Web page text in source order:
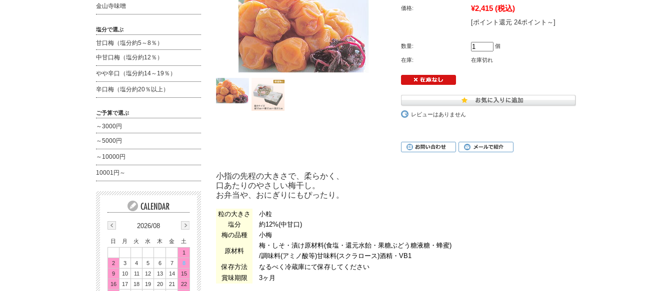
価格: ¥2,415 (税込)
[ポイント還元 24ポイント～]
数量: 個
在庫: 在庫切れ
レビューはありません
小指の先程の大きさで、柔らかく、
口あたりのやさしい梅干し。
お弁当や、おにぎりにもぴったり。
粒の大きさ
小粒
塩分
約12%(中甘口)
梅の品種
小梅
原材料
梅・しそ・漬け原材料(食塩・還元水飴・果糖ぶどう糖液糖・蜂蜜)
/調味料(アミノ酸等)甘味料(スクラロース)酒精・VB1
保存方法
なるべく冷蔵庫にて保存してください
賞味期限
3ヶ月
金山寺味噌
塩分で選ぶ
甘口梅（塩分約5～8％）
中甘口梅（塩分約12％）
やや辛口（塩分約14～19％）
辛口梅（塩分約20％以上）
ご予算で選ぶ
～3000円
～5000円
～10000円
10001円～
2026/08
日 月 火 水 木 金
土
1
2
3 4 5 6 7
8
9
10 11 12 13 14
15
16
17 18 19 20 21
22